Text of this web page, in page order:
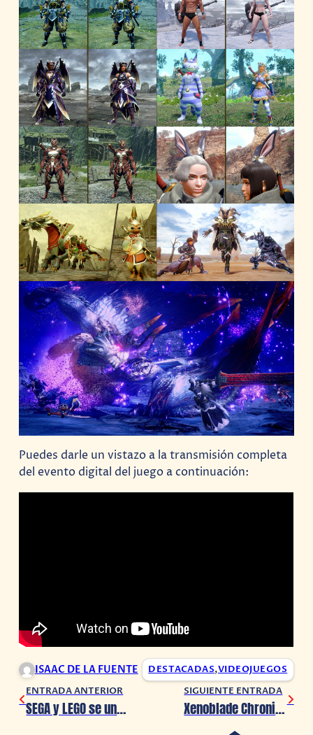
Puedes darle un vistazo a la transmisión completa
del evento digital del juego a continuación:
ISAAC DE LA FUENTE DESTACADAS,VIDEOJUEGOS
ENTRADA ANTERIOR
SEGA y LEGO se unen para una nueva colaboración de Sonic
SIGUIENTE ENTRADA
Xenoblade Chronicles 3 presenta su tremendo DLC, Future Redeemed